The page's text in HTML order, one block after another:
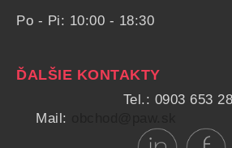
Po - Pi: 10:00 - 18:30
ĎALŠIE KONTAKTY
Tel.: 0903 653
Mail: